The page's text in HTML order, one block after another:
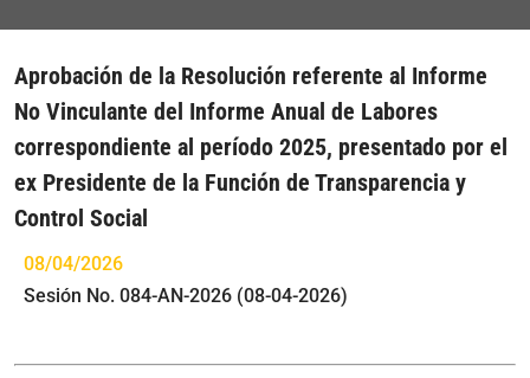
Aprobación de la Resolución referente al Informe
No Vinculante del Informe Anual de Labores
correspondiente al período 2025, presentado por el
ex Presidente de la Función de Transparencia y
Control Social
08/04/2026
Sesión No. 084-AN-2026 (08-04-2026)